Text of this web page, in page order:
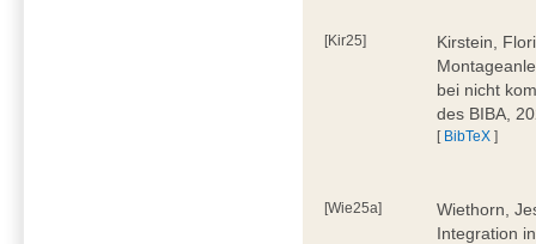
[Kir25]
Kirstein,
bei nicht
des BIBA,
[ BibTeX ]
[Wie25a]
Wiethorn,
Integration